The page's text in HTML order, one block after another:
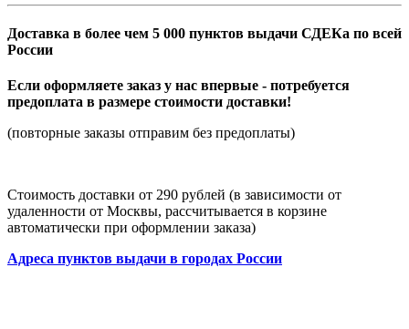
Доставка в более чем 5 000 пунктов выдачи СДЕКа по всей
России
Если оформляете заказ у нас впервые - потребуется
предоплата в размере стоимости доставки!
(повторные заказы отправим без предоплаты)
Стоимость доставки от 290 рублей (в зависимости от
удаленности от Москвы, рассчитывается в корзине
автоматически при оформлении заказа)
Адреса пунктов выдачи в городах России